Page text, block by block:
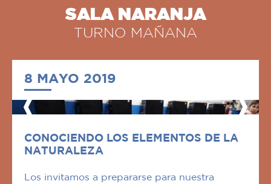
SALA NARANJA
TURNO MAÑANA
8 MAYO 2019
CONOCIENDO LOS ELEMENTOS DE LA
NATURALEZA
Los invitamos a prepararse para nuestra